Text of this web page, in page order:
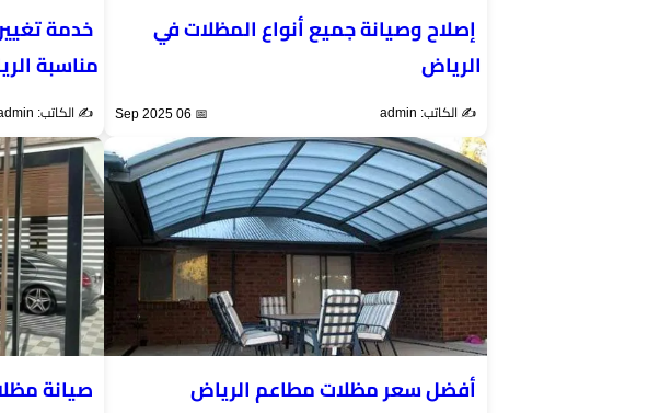
إصلاح وصيانة جميع أنواع المظلات في
الرياض
✍️ الكاتب: admin 📅 06 Sep 2025
خدمة
مناسبة
✍️ الكاتب: admin
أفضل سعر مظلات مطاعم الرياض صيانة